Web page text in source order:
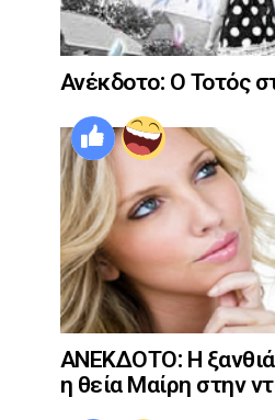
Ανέκδοτο: Ο Τοτός
ΑΝΕΚΔΟΤΟ: Η
η θεία Μαίρη στην